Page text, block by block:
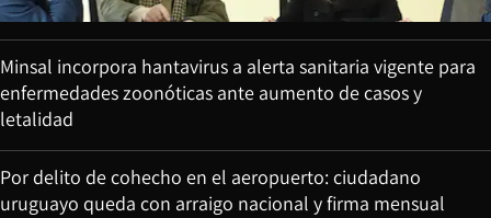
Minsal incorpora hantavirus a alerta sanitaria vigente para
enfermedades zoonóticas ante aumento de casos y
letalidad
Por delito de cohecho en el aeropuerto: ciudadano
uruguayo queda con arraigo nacional y firma mensual